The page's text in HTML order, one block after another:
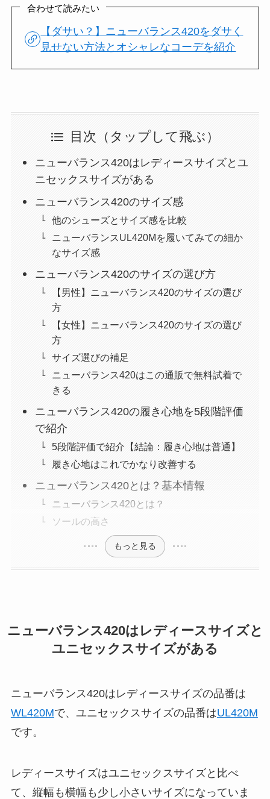
合わせて読みたい
【ダサい？】ニューバランス420をダサく
見せない方法とオシャレなコーデを紹介
目次（タップして飛ぶ）
ニューバランス420はレディースサイズとユ
ニセックスサイズがある
ニューバランス420のサイズ感
他のシューズとサイズ感を比較
ニューバランスUL420Mを履いてみての細か
なサイズ感
ニューバランス420のサイズの選び方
【男性】ニューバランス420のサイズの選び
方
【女性】ニューバランス420のサイズの選び
方
サイズ選びの補足
ニューバランス420はこの通販で無料試着で
きる
ニューバランス420の履き心地を5段階評価
で紹介
5段階評価で紹介【結論：履き心地は普通】
履き心地はこれでかなり改善する
ニューバランス420とは？基本情報
ニューバランス420とは？
ソールの高さ
もっと見る
ニューバランス420はレディースサイズと
ユニセックスサイズがある
ニューバランス420はレディースサイズの品番は
WL420Mで、ユニセックスサイズの品番はUL420M
です。
レディースサイズはユニセックスサイズと比べ
て、縦幅も横幅も少し小さいサイズになっていま